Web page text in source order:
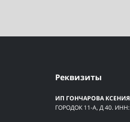
Реквизиты
ИП ГОНЧАРОВА
ГОРОДОК 11-А, Д 40. ИНН: